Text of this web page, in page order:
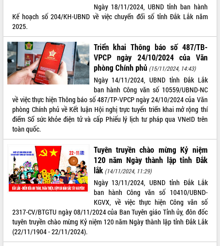
Ngày 18/11/2024, UBND tỉnh ban hành
Kế hoạch số 204/KH-UBND về việc chuyển đổi số tỉnh Đắk Lắk năm
2025.
Triển khai Thông báo số 487/TB-
VPCP ngày 24/10/2024 của Văn
phòng Chính phủ (15/11/2024, 14:43)
Ngày 14/11/2024, UBND tỉnh Đắk Lắk
ban hành Công văn số 10559/UBND-NC
về việc thực hiện Thông báo số 487/TP-VPCP ngày 24/10/2024 của Văn
phòng Chính phủ về Kết luận Hội nghị trực tuyến triển khai mở rộng thí
điểm Sổ sức khỏe điện tử và cấp Phiếu lý lịch tư pháp qua VNeID trên
toàn quốc.
Tuyên truyền chào mừng Kỷ niệm
120 năm Ngày thành lập tỉnh Đắk
lắk (14/11/2024, 11:29)
Ngày 13/11/2024, UBND tỉnh Đắk Lắk
ban hành Công văn số 10410/UBND-
KGVX, về việc thực hiện Công văn số
2317-CV/BTGTU ngày 08/11/2024 của Ban Tuyên giáo Tỉnh ủy, đôn đốc
tuyên truyền chào mừng Kỷ niệm 120 năm Ngày thành lập tỉnh Đắk Lắk
(22/11/1904 - 22/11/2024).